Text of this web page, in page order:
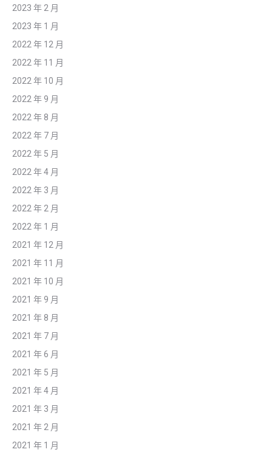
2023 年 2 月
2023 年 1 月
2022 年 12 月
2022 年 11 月
2022 年 10 月
2022 年 9 月
2022 年 8 月
2022 年 7 月
2022 年 5 月
2022 年 4 月
2022 年 3 月
2022 年 2 月
2022 年 1 月
2021 年 12 月
2021 年 11 月
2021 年 10 月
2021 年 9 月
2021 年 8 月
2021 年 7 月
2021 年 6 月
2021 年 5 月
2021 年 4 月
2021 年 3 月
2021 年 2 月
2021 年 1 月